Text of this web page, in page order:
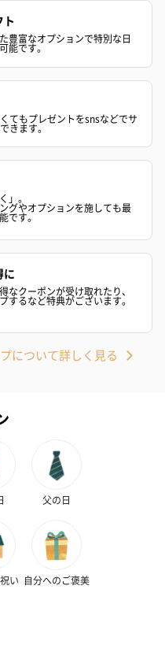
届けいたします。ギフトへ
タオル（ブ
円）
花束ハンドタ
カプセル：イ
スティック
）
しません。
豊富なオプションで特別な日
能です。
てもプレゼントをsnsなどでサ
きます。
」。
グやオプションを施しても最
です。
に
なクーポンが受け取れたり、
するなど特典がございます。
について詳しく見る
父の日
い 自分へのご褒美